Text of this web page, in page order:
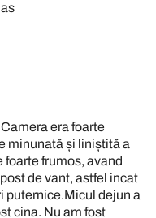
era foarte
minunată și liniștită a
frumos, avand
de vant, astfel incat
puternice.Micul dejun a
cina. Nu am fost